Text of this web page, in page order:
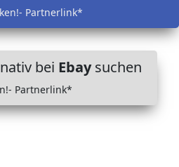
Partnerlink*
bei Ebaysuchen
Partnerlink*